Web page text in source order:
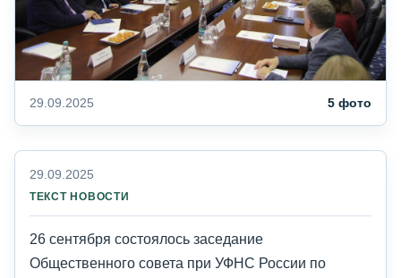
29.09.2025 5 фото
29.09.2025
ТЕКСТ НОВОСТИ
26 сентября состоялось заседание
Общественного совета при УФНС России по